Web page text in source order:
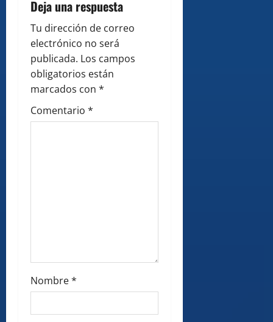
i
g
a
t
i
Deja una respuesta
Tu dirección de correo
electrónico no será
publicada. Los campos
obligatorios están
marcados con *
Comentario *
Nombre*